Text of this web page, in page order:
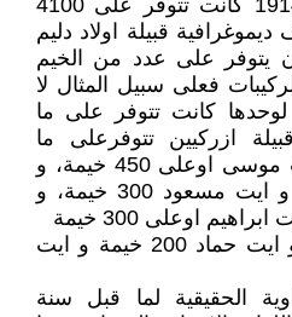
قبيلة الركيبات قبل سنة 1914 كانت تتوفر على 4100
قبيلة اولاد دليم
يتوفر على عدد من الخيم
فعلى سبيل المثال لا
كانت تتوفر على ما
و قبيلة ازركيين تتوفرعلى ما
مجموعه 350 خيمة، و ايت موسى اوعلى 450 خيمة، و
قبيلة ازوافيط 560 خيمة، و ايت مسعود 300 خيمة، و
و ايت بوعشرة 70 خيمة و ايت حماد 200 خيمة و ايت
الحقيقية لما قبل سنة